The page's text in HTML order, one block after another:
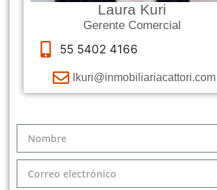
Laura Kuri
Gerente Comercial
55 5402 4166
lkuri@inmobiliariacattori.com